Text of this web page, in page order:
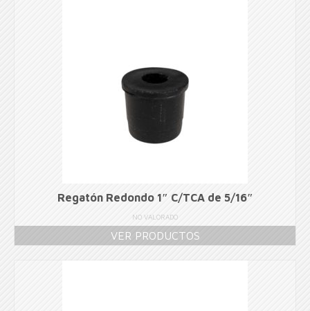
Regatón Redondo 1″ C/TCA de 5/16″
NO VALORADO
VER PRODUCTOS